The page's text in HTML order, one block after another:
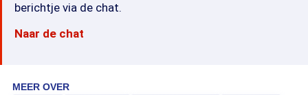
berichtje via de chat.
Naar de chat
MEER OVER